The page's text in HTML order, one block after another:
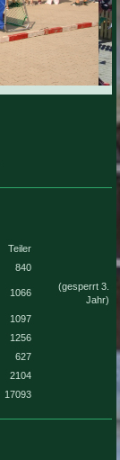
Teiler
840
1066
(gesperrt 3.
Jahr)
1097
1256
627
2104
17093